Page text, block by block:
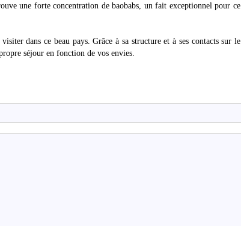
une forte concentration de baobabs, un fait exceptionnel pour ce
dans ce beau pays. Grâce à sa structure et à ses contacts sur le
séjour en fonction de vos envies.